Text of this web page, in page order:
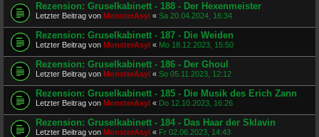
Rezension: Gruselkabinett - 188 - Der Hexenmeister
Letzter Beitrag von MonsterAsyl « Sa 20.04.2024, 16:34
Rezension: Gruselkabinett - 187 - Die Weiden
Letzter Beitrag von MonsterAsyl « Mo 18.12.2023, 15:50
Rezension: Gruselkabinett - 186 - Der Ghoul
Letzter Beitrag von MonsterAsyl « So 05.11.2023, 12:12
Rezension: Gruselkabinett - 185 - Die Musik des Erich Zann
Letzter Beitrag von MonsterAsyl « Do 12.10.2023, 16:26
Rezension: Gruselkabinett - 184 - Das Haar der Sklavin
Letzter Beitrag von MonsterAsyl « Fr 02.06.2023, 14:43